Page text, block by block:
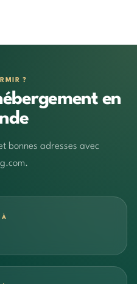
?
en
bonnes adresses avec
À